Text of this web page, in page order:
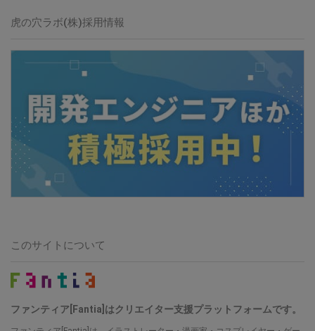
虎の穴ラボ(株)採用情報
このサイトについて
ファンティア[Fantia]はクリエイター支援プラットフォームです。